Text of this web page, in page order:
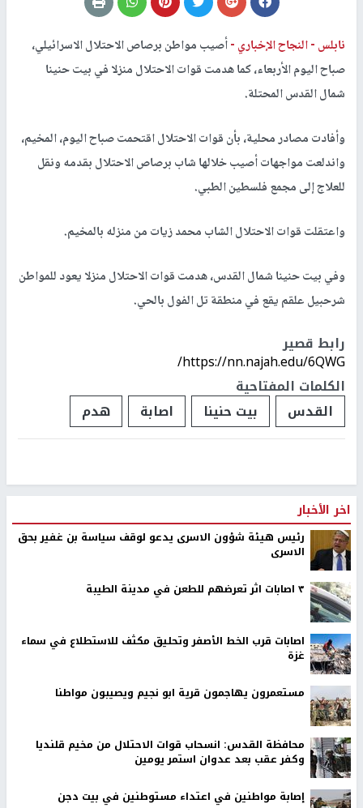
نابلس -النجاح الإخباري -أصيب مواطن برصاص الاحتلال الاسرائيلي،
صباح اليوم الأربعاء، كما هدمت قوات الاحتلال منزلا في بيت حنينا
شمال القدس المحتلة.
وأفادت مصادر محلية، بأن قوات الاحتلال اقتحمت صباح اليوم، المخيم،
واندلعت مواجهات أصيب خلالها شاب برصاص الاحتلال بقدمه ونقل
للعلاج إلى مجمع فلسطين الطبي.
واعتقلت قوات الاحتلال الشاب محمد زيات من منزله بالمخيم.
وفي بيت حنينا شمال القدس، هدمت قوات الاحتلال منزلا يعود للمواطن
شرحبيل علقم يقع في منطقة تل الفول بالحي.
رابط قصير
https://nn.najah.edu/6QWG/
الكلمات المفتاحية
القدس
بيت حنينا اصابة هدم
اخر الأخبار
رئيس هيئة شؤون الاسرى يدعو لوقف سياسة بن غفير بحق
الاسرى
٣ اصابات اثر تعرضهم للطعن في مدينة الطيبة
اصابات قرب الخط الأصفر وتحليق مكثف للاستطلاع في سماء
غزة
مستعمرون يهاجمون قرية ابو نجيم ويصيبون مواطنا
محافظة القدس: انسحاب قوات الاحتلال من مخيم قلنديا
وكفر عقب بعد عدوان استمر يومين
إصابة مواطنين في اعتداء مستوطنين في بيت دجن